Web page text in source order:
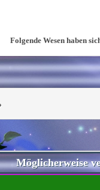
Folgende Wesen haben
Möglicherweise